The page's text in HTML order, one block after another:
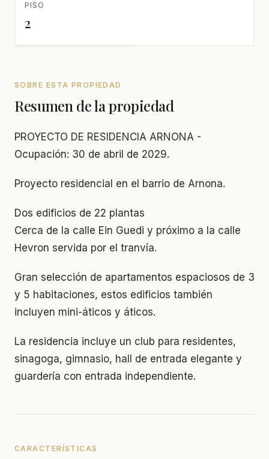
PISO
2
SOBRE ESTA PROPIEDAD
Resumen de la propiedad
PROYECTO DE RESIDENCIA ARNONA -
Ocupación: 30 de abril de 2029.
Proyecto residencial en el barrio de Arnona.
Dos edificios de 22 plantas
Cerca de la calle Ein Guedi y próximo a la calle
Hevron servida por el tranvía.
Gran selección de apartamentos espaciosos de 3
y 5 habitaciones, estos edificios también
incluyen mini-áticos y áticos.
La residencia incluye un club para residentes,
sinagoga, gimnasio, hall de entrada elegante y
guardería con entrada independiente.
CARACTERÍSTICAS